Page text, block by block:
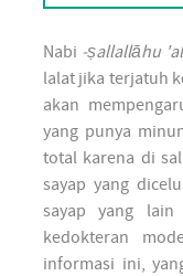
Nabi -ṣallallāhu
lalat jika terjatuh
akan
yang punya
total karena di
sayap yang
sayap yang lain
kedokteran
informasi ini,